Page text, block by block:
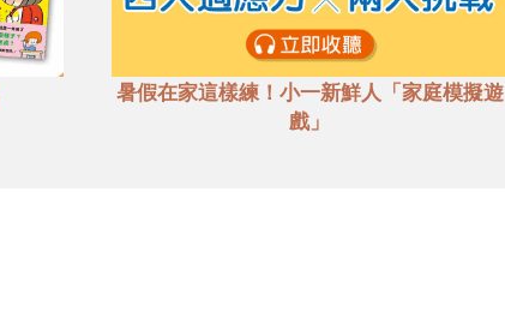
暑假在家這樣練！小一新鮮人「家庭模擬遊
戲」